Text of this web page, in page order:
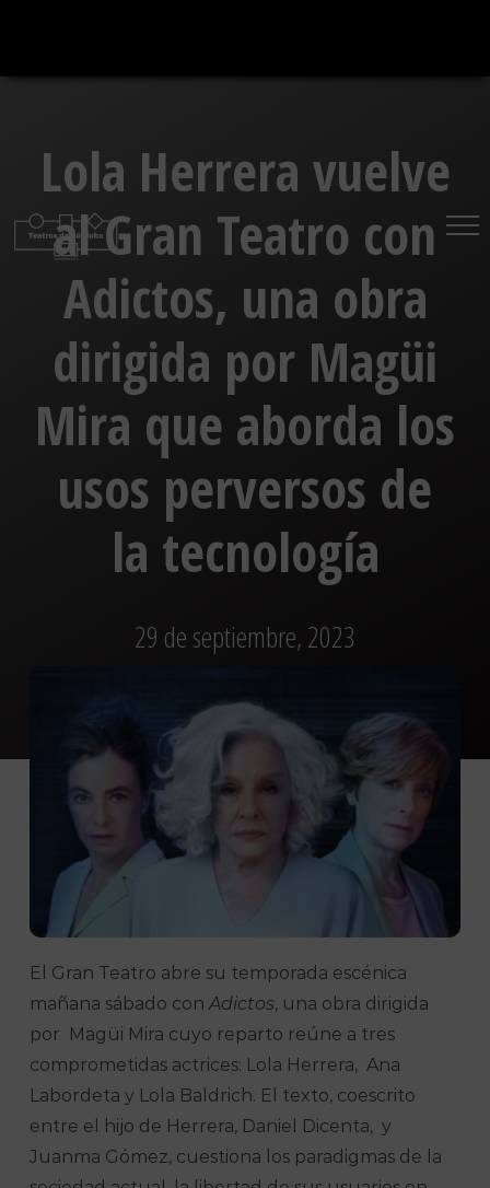
contenido
Lola Herrera vuelve
al Gran Teatro con
Adictos, una obra
dirigida por Magüi
Mira que aborda los
usos perversos de
la tecnología
29 de septiembre, 2023
El Gran Teatro abre su temporada escénica
mañana sábado conAdictos, una obra dirigida
por Magüi Mira cuyo reparto reúne a tres
comprometidas actrices: Lola Herrera, Ana
Labordeta y Lola Baldrich. El texto, coescrito
entre el hijo de Herrera, Daniel Dicenta, y
Juanma Gómez, cuestiona los paradigmas de la